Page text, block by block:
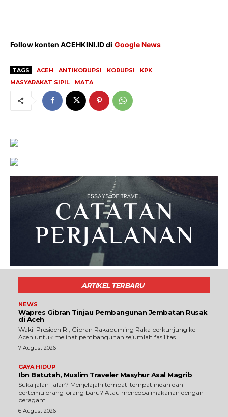
Follow konten ACEHKINI.ID di Google News
TAGS ACEH ANTIKORUPSI KORUPSI
KPK
MASYARAKAT SIPIL
MATA
ARTIKEL TERBARU
NEWS
Wapres Gibran Tinjau Pembangunan Jembatan Rusak
di Aceh
Wakil Presiden RI, Gibran Rakabuming Raka berkunjung ke
Aceh untuk melihat pembangunan sejumlah fasilitas...
7 August 2026
GAYA HIDUP
Ibn Batutah, Muslim Traveler Masyhur Asal Magrib
Suka jalan-jalan? Menjelajahi tempat-tempat indah dan
bertemu orang-orang baru? Atau mencoba makanan dengan
beragam...
6 August 2026